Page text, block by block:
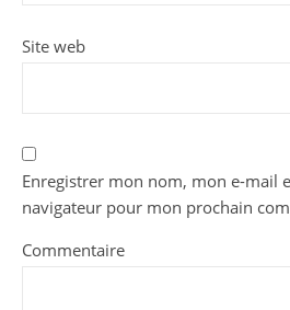
Site web
Enregistrer mon nom, mon e-mail
navigateur pour mon prochain
Commentaire